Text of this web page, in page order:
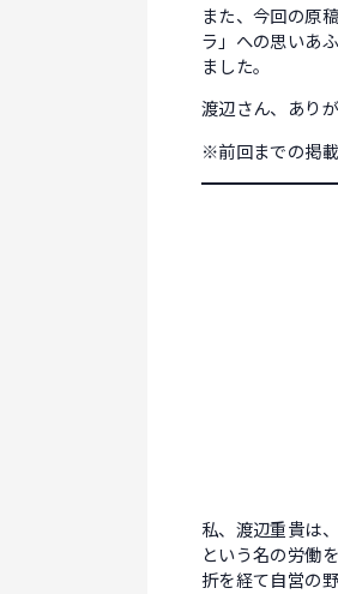
また、今回の原
ラ」への思いあ
ました。
渡辺さん、あり
※前回までの掲
私、渡辺重貴は
という名の労働
折を経て自営の